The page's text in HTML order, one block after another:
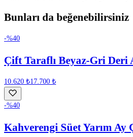
Bunları da beğenebilirsiniz
-%40
Çift Taraflı Beyaz-Gri Deri
10.620 ₺17.700 ₺
-%40
Kahverengi Süet Yarım Ay